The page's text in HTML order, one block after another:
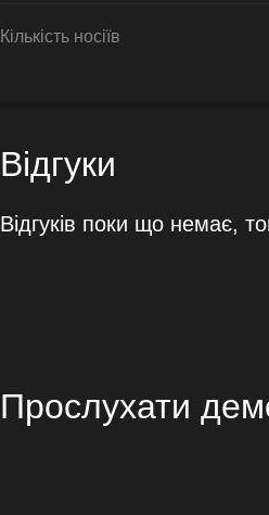
Кількість носіїв
Відгуки
Відгуків поки що немає,
Прослухати